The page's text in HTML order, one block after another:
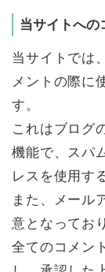
当サイトへの
当サイトでは
メントの際に
す。
これはブログ
機能で、スパ
レスを使用す
また、メール
意となってお
全てのコメン